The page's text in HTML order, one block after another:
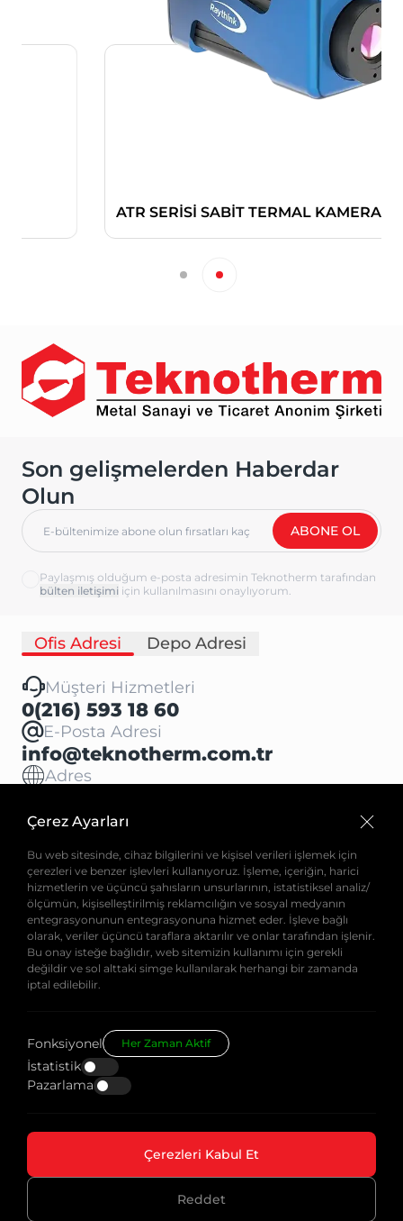
ATR SERİSİ SABİT TERMAL KAMERALAR
Son gelişmelerden Haberdar
Olun
ABONE OL
Paylaşmış olduğum e-posta adresimin Teknotherm tarafından
için kullanılmasını onaylıyorum.
Ofis Adresi Depo Adresi
Müşteri Hizmetleri
0(216) 593 18 60
E-Posta Adresi
info@teknotherm.com.tr
Adres
Bilginer Sokak No:9/1-2 Tesa İş Merkezi
Müşteri Hizmetleri
0(216) 593 19 15
E-Posta Adresi
info@teknotherm.com.tr
Adres
İDOSB İstanbul Deri Organize Sanayi
Anasayfa
Ürünlerimiz
Sektörlerimiz
Kurumsal
Kariyer
İletişim
Çerez Ayarları
Bu web sitesinde, cihaz bilgilerini ve kişisel verileri işlemek için
çerezleri ve benzer işlevleri kullanıyoruz. İşleme, içeriğin, harici
hizmetlerin ve üçüncü şahısların unsurlarının, istatistiksel analiz/
ölçümün, kişiselleştirilmiş reklamcılığın ve sosyal medyanın
entegrasyonunun entegrasyonuna hizmet eder. İşleve bağlı
olarak, veriler üçüncü taraflara aktarılır ve onlar tarafından işlenir.
Bu onay isteğe bağlıdır, web sitemizin kullanımı için gerekli
değildir ve sol alttaki simge kullanılarak herhangi bir zamanda
iptal edilebilir.
Fonksiyonel Her Zaman Aktif
İstatistik
Pazarlama
Çerezleri Kabul Et
Reddet